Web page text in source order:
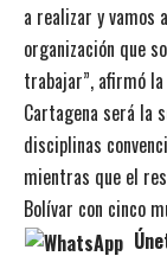
a realizar y
organización que
trabajar”, afirmó
Cartagena será la
disciplinas
mientras que el
Bolívar con cinco